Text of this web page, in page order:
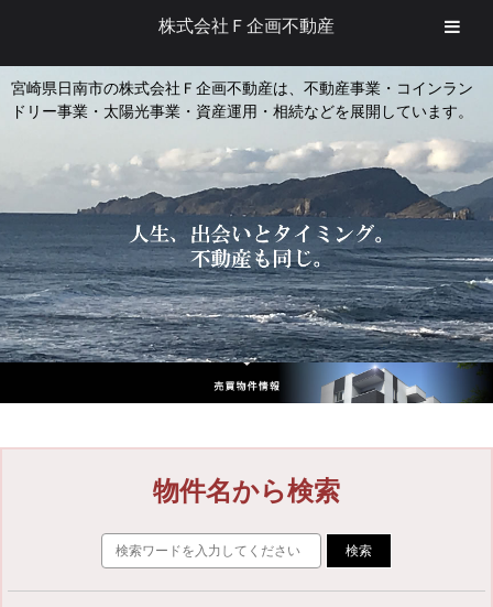
宮崎県日南市の株式会社Ｆ企画不動産は、不動産事業・コインラン
ドリー事業・太陽光事業・資産運用・相続などを展開しています。
物件名から検索
検索
株式会社Ｆ企画不動産